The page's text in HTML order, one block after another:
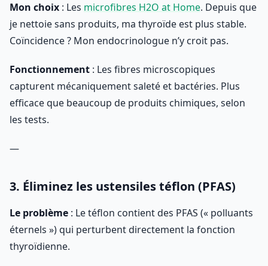
Mon choix : Les microfibres H2O at Home. Depuis que
je nettoie sans produits, ma thyroïde est plus stable.
Coïncidence ? Mon endocrinologue n’y croit pas.
Fonctionnement : Les fibres microscopiques
capturent mécaniquement saleté et bactéries. Plus
efficace que beaucoup de produits chimiques, selon
les tests.
—
3. Éliminez les ustensiles téflon (PFAS)
Le problème : Le téflon contient des PFAS (« polluants
éternels ») qui perturbent directement la fonction
thyroïdienne.